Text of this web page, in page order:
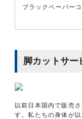
ブラックペーパー
脚カットサー
以前日本国内で販売
す。私たちの身体が